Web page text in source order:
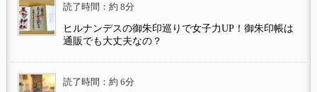
読了時間：約 8分
ヒルナンデスの御朱印巡りで女子力UP！御朱印帳は
通販でも大丈夫なの？
読了時間：約 6分